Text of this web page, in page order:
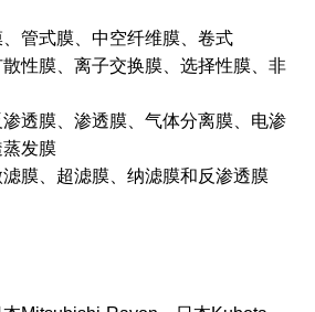
管式膜、中空纤维膜、卷式
性膜、离子交换膜、选择性膜、非
透膜、渗透膜、气体分离膜、电渗
发膜
膜、超滤膜、纳滤膜和反渗透膜